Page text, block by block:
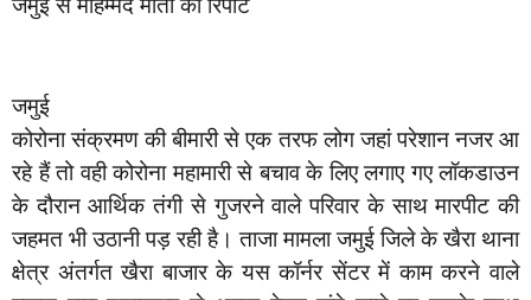
जमुई
कोरोना संक्रमण की बीमारी से एक तरफ लोग जहां परेशान नजर आ
रहे हैं तो वही कोरोना महामारी से बचाव के लिए लगाए गए लॉकडाउन
के दौरान आर्थिक तंगी से गुजरने वाले परिवार के साथ मारपीट की
जहमत भी उठानी पड़ रही है। ताजा मामला जमुई जिले के खैरा थाना
क्षेत्र अंतर्गत खैरा बाजार के यस कॉर्नर सेंटर में काम करने वाले